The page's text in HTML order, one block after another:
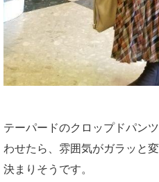
テーパードのクロップドパン
わせたら、雰囲気がガラッと
決まりそうです。